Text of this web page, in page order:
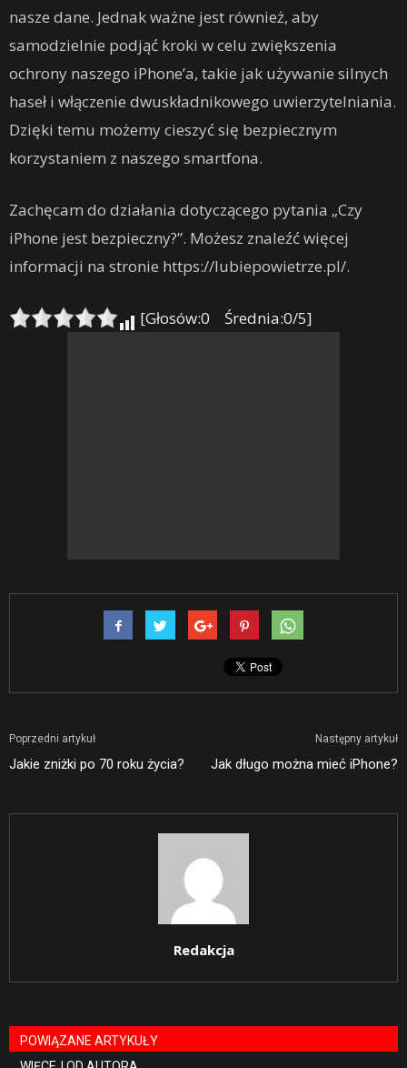
nasze dane. Jednak ważne jest również, aby
samodzielnie podjąć kroki w celu zwiększenia
ochrony naszego iPhone’a, takie jak używanie silnych
haseł i włączenie dwuskładnikowego uwierzytelniania.
Dzięki temu możemy cieszyć się bezpiecznym
korzystaniem z naszego smartfona.
Zachęcam do działania dotyczącego pytania „Czy
iPhone jest bezpieczny?”. Możesz znaleźć więcej
informacji na stronie https://lubiepowietrze.pl/.
[Głosów:0 Średnia:0/5]
Poprzedni artykuł
Jakie zniżki po 70 roku życia?
Następny artykuł
Jak długo można mieć iPhone?
Redakcja
POWIĄZANE ARTYKUŁY